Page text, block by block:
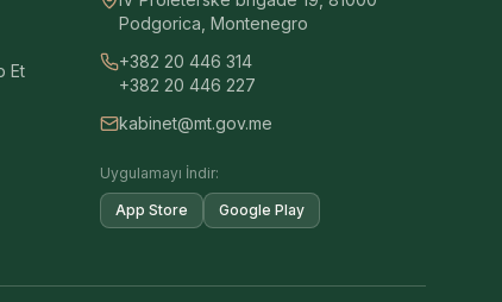
Et
Podgorica, Montenegro
+382 20 446 314
+382 20 446 227
kabinet@mt.gov.me
Uygulamayı İndir:
App Store Google Play